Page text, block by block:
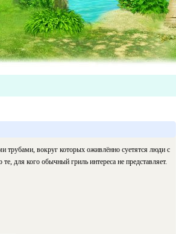
трубами, вокруг которых оживлённо суетятся люди с
для кого обычный гриль интереса не представляет.